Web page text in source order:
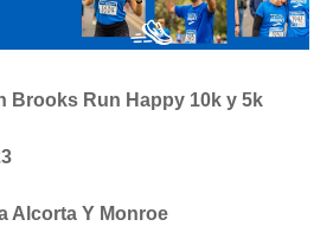
Brooks Run Happy 10k y 5k
Alcorta Y Monroe